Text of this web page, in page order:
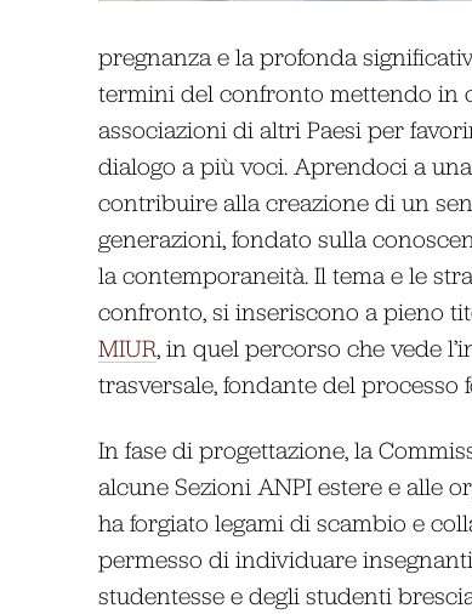
pregnanza e la profonda
termini del confronto mettendo in
associazioni di altri Paesi per
dialogo a più voci. Aprendoci a
contribuire alla creazione di un
generazioni, fondato sulla
la contemporaneità. Il tema e le
confronto, si inseriscono a pieno
MIUR , in quel percorso che vede
trasversale, fondante del processo
In fase di progettazione, la
alcune Sezioni ANPI estere e alle
ha forgiato legami di scambio e
permesso di individuare
studentesse e degli studenti